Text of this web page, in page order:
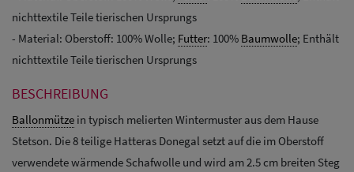
nichttextile Teile tierischen Ursprungs
- Material: Oberstoff: 100% Wolle; Futter: 100% Baumwolle; Enthält
nichttextile Teile tierischen Ursprungs
BESCHREIBUNG
Ballonmütze in typisch melierten Wintermuster aus dem Hause
Stetson. Die 8 teilige Hatteras Donegal setzt auf die im Oberstoff
verwendete wärmende Schafwolle und wird am 2.5 cm breiten Steg